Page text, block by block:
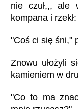
nie czuł,,, ale
kompana i
"Coś ci się śni,"
Znowu ułożyli
kamieniem w
"Co to ma